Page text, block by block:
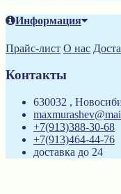
Информация
Прайс-лист О нас
Контакты
630032 ,
+7(913)388-30-68
+7(913)464-44-76
доставка до 24